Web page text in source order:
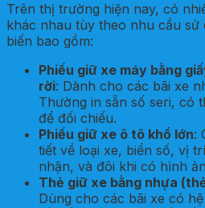
Trên thị trường hiện nay, có
khác nhau tùy theo nhu cầu sử
biến bao gồm:
Phiếu giữ xe máy bằng
rời: Dành cho các bãi xe
Thường in sẵn số seri, có
để đối chiếu.
Phiếu giữ xe ô tô khổ lớn:
tiết về loại xe, biển số, vị
nhận, và đôi khi có hình
Thẻ giữ xe bằng nhựa
Dùng cho các bãi xe có